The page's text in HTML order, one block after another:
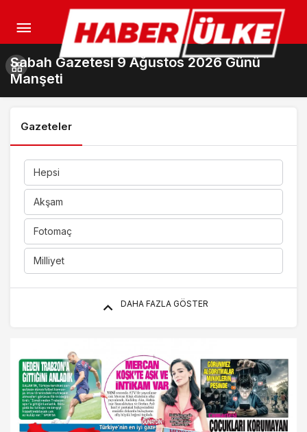
Sabah Gazetesi 9 Ağustos 2026 Günü
Manşeti
Gazeteler
Hepsi
Akşam
Fotomaç
Milliyet
DAHA FAZLA GÖSTER